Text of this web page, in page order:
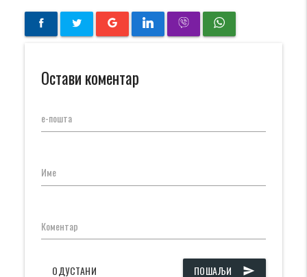
Остави коментар
е-пошта
Име
Коментар
ПОШАЉИ send
ОДУСТАНИ